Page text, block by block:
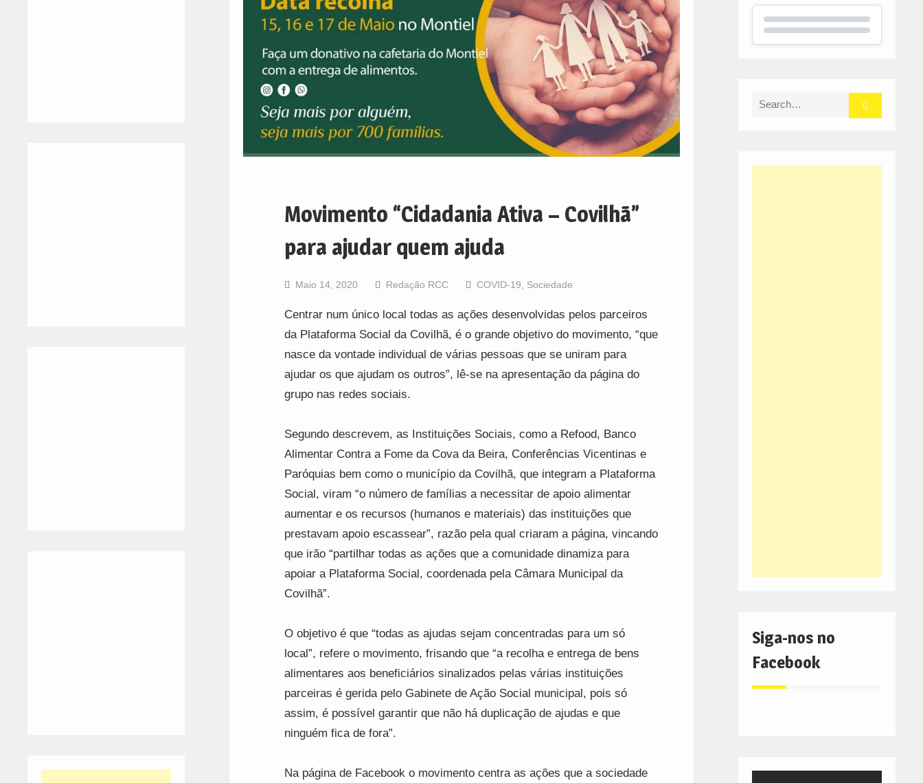
Movimento “Cidadania Ativa – Covilhã”
para ajudar quem ajuda
Maio 14, 2020 Redação RCC COVID-19 Sociedade
Centrar num único local todas as ações desenvolvidas pelos parceiros
da Plataforma Social da Covilhã, é o grande objetivo do movimento, “que
nasce da vontade individual de várias pessoas que se uniram para
ajudar os que ajudam os outros”, lê-se na apresentação da página do
grupo nas redes sociais.
Segundo descrevem, as Instituições Sociais, como a Refood, Banco
Alimentar Contra a Fome da Cova da Beira, Conferências Vicentinas e
Paróquias bem como o município da Covilhã, que integram a Plataforma
Social, viram “o número de famílias a necessitar de apoio alimentar
aumentar e os recursos (humanos e materiais) das instituições que
prestavam apoio escassear”, razão pela qual criaram a página, vincando
que irão “partilhar todas as ações que a comunidade dinamiza para
apoiar a Plataforma Social, coordenada pela Câmara Municipal da
Covilhã”.
O objetivo é que “todas as ajudas sejam concentradas para um só
local”, refere o movimento, frisando que “a recolha e entrega de bens
alimentares aos beneficiários sinalizados pelas várias instituições
parceiras é gerida pelo Gabinete de Ação Social municipal, pois só
assim, é possível garantir que não há duplicação de ajudas e que
ninguém fica de fora”.
Na página de Facebook o movimento centra as ações que a sociedade
Search
Siga-nos no
Facebook